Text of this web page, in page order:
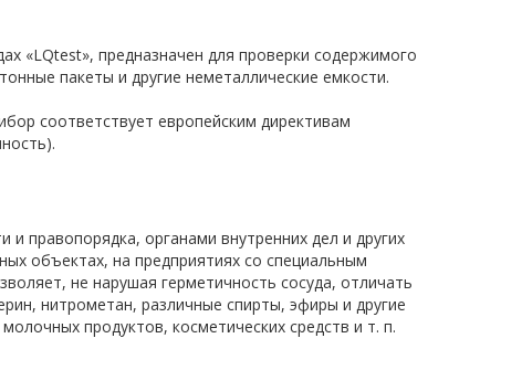
«LQtest», предназначен для проверки содержимого
пакеты и другие неметаллические емкости.
соответствует европейским директивам
правопорядка, органами внутренних дел и других
объектах, на предприятиях со специальным
не нарушая герметичность сосуда, отличать
нитрометан, различные спирты, эфиры и другие
продуктов, косметических средств и т. п.